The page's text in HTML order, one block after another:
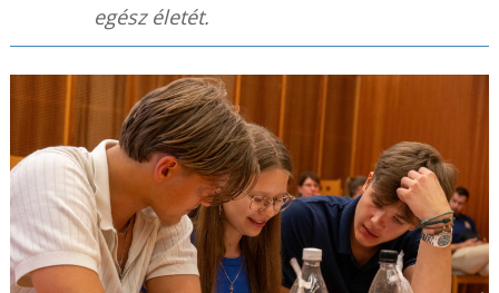
egész életét.